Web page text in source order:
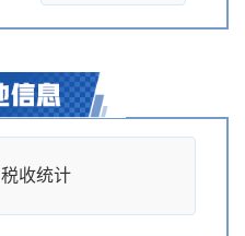
税收统计